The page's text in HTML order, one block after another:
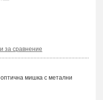
за сравнение
мишка с метални